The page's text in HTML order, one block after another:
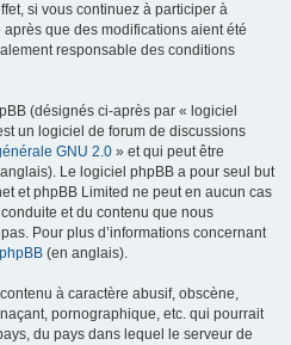
si vous continuez à participer à
après que des modifications aient été
responsable des conditions
(désignés ci-après par « logiciel
un logiciel de forum de discussions
GNU 2.0 » et qui peut être
Le logiciel phpBB a pour seul but
et phpBB Limited ne peut en aucun cas
et du contenu que nous
Pour plus d’informations concernant
(en anglais).
à caractère abusif, obscène,
pornographique, etc. qui pourrait
du pays dans lequel le serveur de